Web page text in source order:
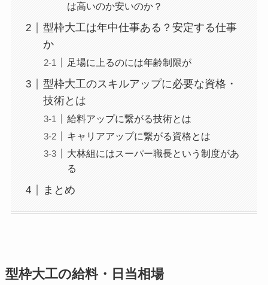
は高いのか安いのか？
型枠大工は年中仕事ある？安定する仕事
か
足場に上るのには年齢制限が
型枠大工のスキルアップに必要な資格・
技術とは
給料アップに繋がる技術とは
キャリアアップに繋がる資格とは
大林組にはスーパー職長という制度があ
る
まとめ
型枠大工の給料・日当相場